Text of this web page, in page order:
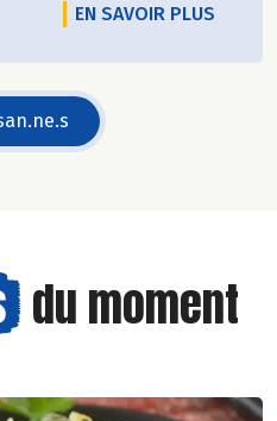
EN SAVOIR PLUS
du moment